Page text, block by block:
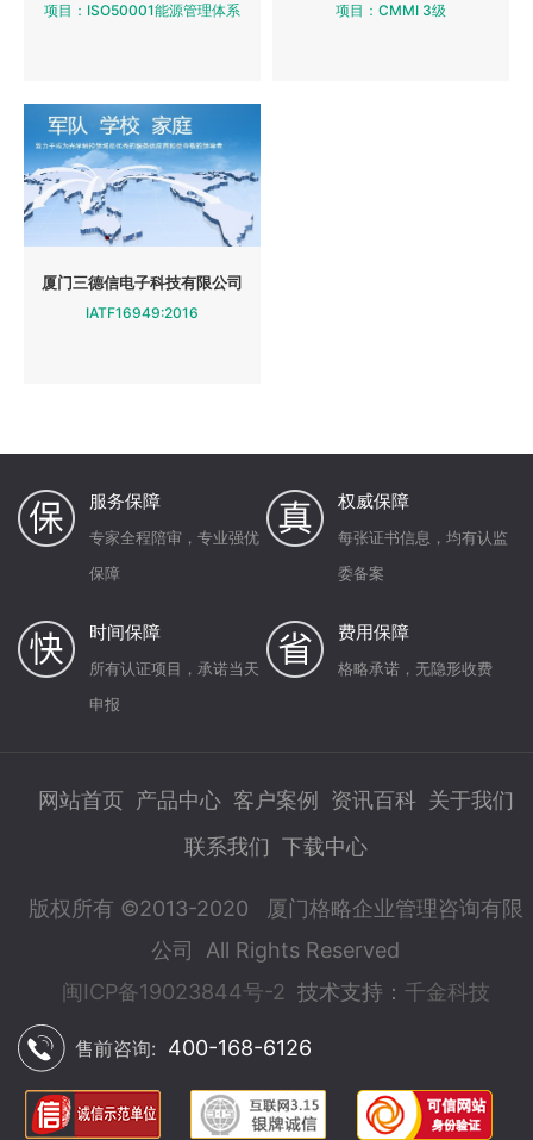
项目：ISO50001能源管理体系 项目：CMMI 3级
厦门三德信电子科技有限公司
IATF16949:2016
服务保障
专家全程陪审，专业强优
保障
权威保障
每张证书信息，均有认监
委备案
时间保障
所有认证项目，承诺当天
申报
费用保障
格略承诺，无隐形收费
网站首页 产品中心 客户案例 资讯百科 关于我们
联系我们 下载中心
版权所有 ©2013-2020 厦门格略企业管理咨询有限
公司 All Rights Reserved
闽ICP备19023844号-2 技术支持： 千金科技
售前咨询: 400-168-6126